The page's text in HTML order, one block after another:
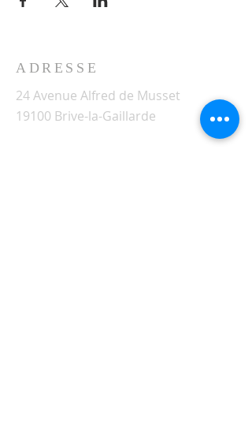
ADRESSE
24 Avenue Alfred de Musset
19100 Brive-la-Gaillarde